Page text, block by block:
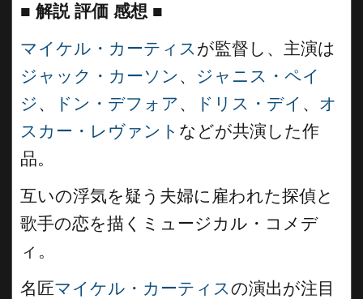
■ 解説 評価 感想 ■
マイケル・カーティス が監督し、主演は
ジャック・カーソン 、 ジャニス・ペイ
ジ、 ドン・デフォア、 ドリス・デイ 、 オ
スカー・レヴァント などが共演した作
品。
互いの浮気を疑う夫婦に雇われた探偵と
歌手の恋を描くミュージカル・コメデ
ィ。
名匠マイケル・カーティスの演出が注目